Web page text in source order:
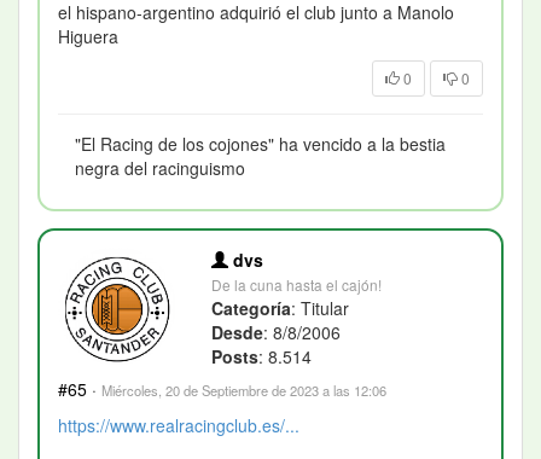
el hispano-argentino adquirió el club junto a Manolo
Higuera
0 0
"El Racing de los cojones" ha vencido a la bestia
negra del racinguismo
dvs
De la cuna hasta el cajón!
Categoría: Titular
Desde: 8/8/2006
Posts: 8.514
#65 · Miércoles, 20 de Septiembre de 2023 a las 12:06
https://www.realracingclub.es/...